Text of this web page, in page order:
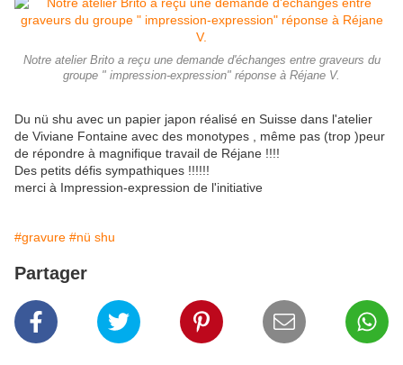
Notre atelier Brito a reçu une demande d'échanges entre graveurs du
groupe " impression-expression" réponse à Réjane V.
Du nü shu avec un papier japon réalisé en Suisse dans l'atelier
de Viviane Fontaine avec des monotypes , même pas (trop )peur
de répondre à magnifique travail de Réjane !!!!
Des petits défis sympathiques !!!!!!
merci à Impression-expression de l'initiative
#gravure #nü shu
Partager